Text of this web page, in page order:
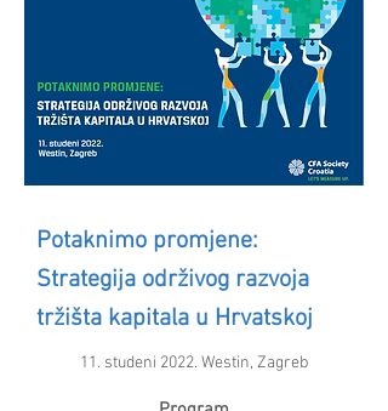
Potaknimo promjene:
Strategija održivog razvoja
tržišta kapitala u Hrvatskoj
11. studeni 2022. Westin, Zagreb